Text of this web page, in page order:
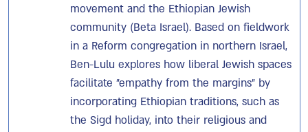
movement and the Ethiopian Jewish
community (Beta Israel). Based on fieldwork
in a Reform congregation in northern Israel,
Ben-Lulu explores how liberal Jewish spaces
facilitate "empathy from the margins" by
incorporating Ethiopian traditions, such as
the Sigd holiday, into their religious and